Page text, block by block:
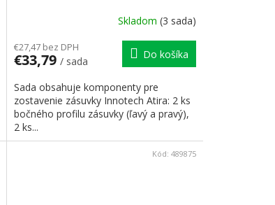
Skladom (3 sada)
€27,47 bez DPH
€33,79 / sada
Do košíka
Sada obsahuje komponenty pre
zostavenie zásuvky Innotech Atira: 2 ks
bočného profilu zásuvky (ľavý a pravý),
2 ks...
Kód: 489875